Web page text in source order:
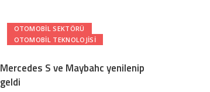
OTOMOBIL SEKTÖRÜ
OTOMOBIL TEKNOLOJISI
Mercedes S ve Maybahc yenilenip
geldi